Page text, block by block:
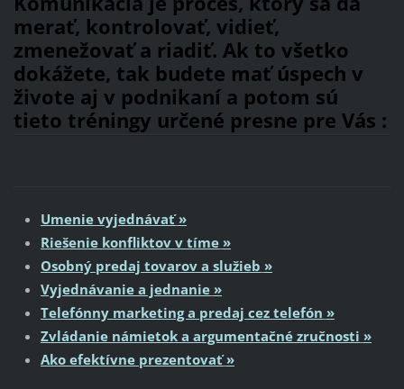
merať, kontrolovať, vidieť,
zmenežovať a riadiť. Ak to všetko
dokážete, tak budete mať úspech v
živote aj v podnikaní a potom sú
tieto tréningy určené presne pre Vás :
Umenie vyjednávať »
Riešenie konfliktov v tíme »
Osobný predaj tovarov a služieb »
Vyjednávanie a jednanie »
Telefónny marketing a predaj cez telefón »
Zvládanie námietok a argumentačné zručnosti »
Ako efektívne prezentovať »